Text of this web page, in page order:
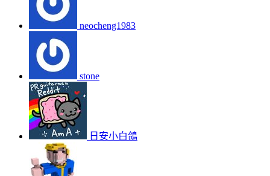
neocheng1983
stone
日安小白鴿